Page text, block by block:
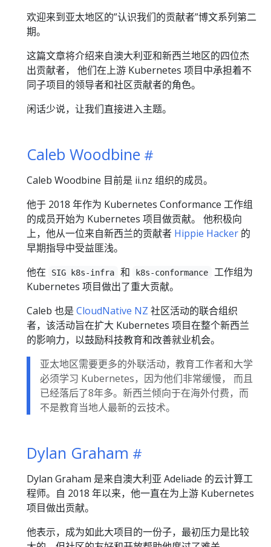
欢迎来到亚太地区的”认识我们的贡献者”博文系列第二
期。
这篇文章将介绍来自澳大利亚和新西兰地区的四位杰
出贡献者， 他们在上游 Kubernetes 项目中承担着不
同子项目的领导者和社区贡献者的角色。
闲话少说，让我们直接进入主题。
Caleb Woodbine
Caleb Woodbine 目前是 ii.nz 组织的成员。
他于 2018 年作为 Kubernetes Conformance 工作组
的成员开始为 Kubernetes 项目做贡献。 他积极向
上，他从一位来自新西兰的贡献者 Hippie Hacker 的
早期指导中受益匪浅。
他在
SIG k8s-infra 和 k8s-conformance
工作组为
Kubernetes 项目做出了重大贡献。
Caleb 也是 CloudNative NZ 社区活动的联合组织
者，该活动旨在扩大 Kubernetes 项目在整个新西兰
的影响力，以鼓励科技教育和改善就业机会。
亚太地区需要更多的外联活动，教育工作者和大学
必须学习 Kubernetes，因为他们非常缓慢， 而且
已经落后了8年多。新西兰倾向于在海外付费，而
不是教育当地人最新的云技术。
Dylan Graham
Dylan Graham 是来自澳大利亚 Adeliade 的云计算工
程师。自 2018 年以来，他一直在为上游 Kubernetes
项目做出贡献。
他表示，成为如此大项目的一份子，最初压力是比较